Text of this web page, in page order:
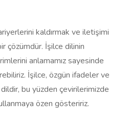
kaldırmak ve iletişimi
çözümdür. İşilce dilinin
anlamamız sayesinde
İşilce, özgün ifadeler ve
bu yüzden çevirilerimizde
özen gösteririz.